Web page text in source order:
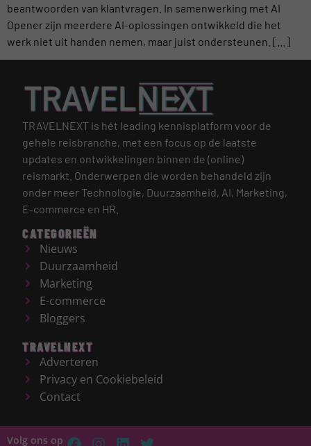
beantwoorden van klantvragen. In samenwerking met AI
Opener zijn meerdere AI-oplossingen ontwikkeld die het
werk niet uit handen nemen, maar juist ondersteunen. […]
TRAVELNEXT is hét leading kennisplatform voor de
gehele reisbranche, met een focus op de laatste
updates en ontwikkelingen binnen de (online)
reismarkt. Onderwerpen die worden behandeld zijn
onder meer Technologie, Duurzaamheid, AI, Marketing,
E-commerce en HR.
CATEGORIEËN
Nieuws
Duurzaamheid
Marketing
E-commerce
Bloggers
TRAVELNEXT
Adverteren
Privacy en Cookiebeleid
Contact
Volg ons op